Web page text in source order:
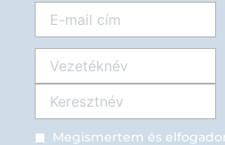
(Kötelező)
(Kötelező)
Privacy(Kötelező)
Megismertem és